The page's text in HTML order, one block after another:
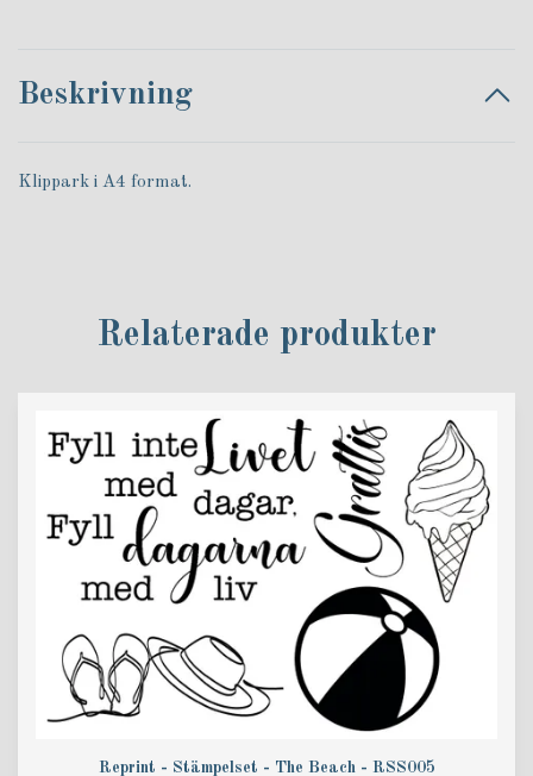
Beskrivning
Klippark i A4 format.
Relaterade produkter
Reprint - Stämpelset - The Beach - RSS005